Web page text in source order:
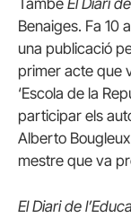
Benaiges. Fa 10
una publicació
primer acte que
‘Escola de la
participar els
Alberto
mestre que va
El Diari de